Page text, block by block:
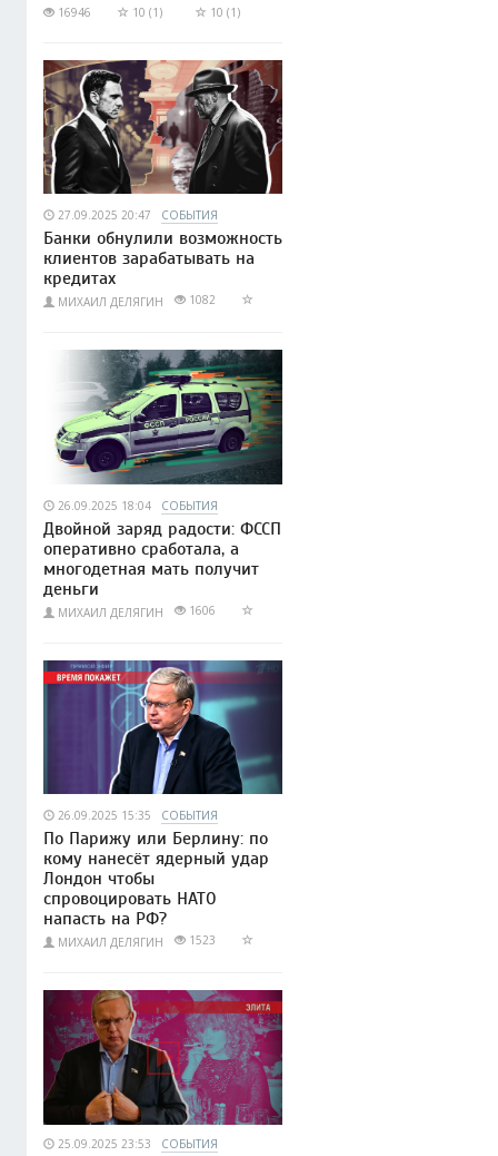
16946
10 (1) 10 (1)
27.09.2025 20:47 СОБЫТИЯ
Банки обнулили возможность
клиентов зарабатывать на
кредитах
МИХАИЛ ДЕЛЯГИН 1082
26.09.2025 18:04 СОБЫТИЯ
Двойной заряд радости: ФССП
оперативно сработала, а
многодетная мать получит
деньги
МИХАИЛ ДЕЛЯГИН 1606
26.09.2025 15:35 СОБЫТИЯ
По Парижу или Берлину: по
кому нанесёт ядерный удар
Лондон чтобы
спровоцировать НАТО
напасть на РФ?
МИХАИЛ ДЕЛЯГИН 1523
25.09.2025 23:53 СОБЫТИЯ